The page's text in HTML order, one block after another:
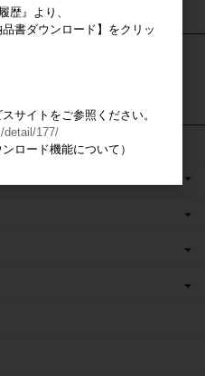
空です
歴』より、
ダウンロード】をクリッ
サイトをご参照ください。
detail/177/
ロード機能について）